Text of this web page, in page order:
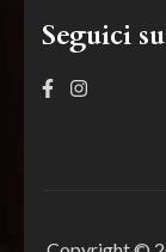
Seguici